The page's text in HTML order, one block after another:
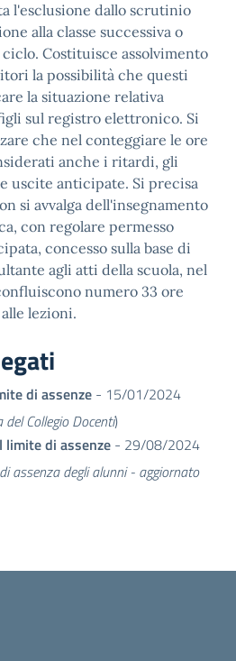
l'esclusione dallo scrutinio
alla classe successiva o
Costituisce assolvimento
la possibilità che questi
la situazione relativa
sul registro elettronico. Si
che nel conteggiare le ore
anche i ritardi, gli
uscite anticipate. Si precisa
si avvalga dell'insegnamento
con regolare permesso
concesso sulla base di
agli atti della scuola, nel
numero 33 ore
lezioni.
di assenze - 15/01/2024
Collegio Docenti)
limite di assenze - 29/08/2024
assenza degli alunni - aggiornato